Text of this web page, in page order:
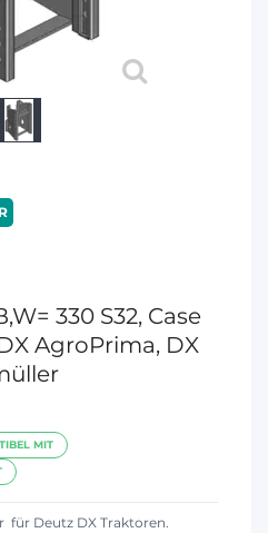
330 S32, Case
AgroPrima, DX
MIT
für Deutz DX Traktoren.